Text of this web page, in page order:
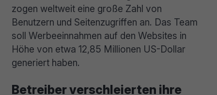
zogen weltweit eine große Zahl von
Benutzern und Seitenzugriffen an. Das Team
soll Werbeeinnahmen auf den Websites in
Höhe von etwa 12,85 Millionen US-Dollar
generiert haben.
Betreiber verschleierten ihre